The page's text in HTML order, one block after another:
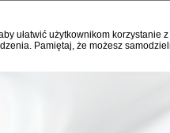
ułatwić użytkownikom
Pamiętaj, że możesz